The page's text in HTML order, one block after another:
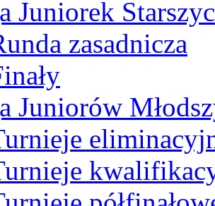
Juniorek
zasadnicza
Juniorów